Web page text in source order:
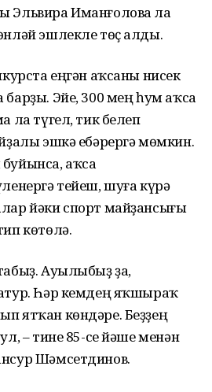
Эльвира Иман­ғолова ла
эшлекле төҫ алды.
еңгән аҡсаны нисек
Эйе, 300 мең һум аҡса
ла түгел, тик белеп
эшкә ебә­рергә мөмкин.
аҡса
тейеш, шуға күрә
йәки спорт майҙансығы
көтөлә.
Ауы­лы­быҙ ҙа,
Һәр кемдең яҡшыраҡ
ятҡан көндәре. Беҙҙең
– тине 85-се йәше менән
Шәмсетдинов.